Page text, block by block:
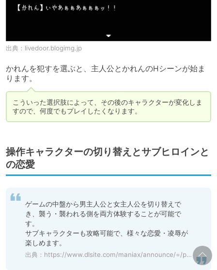
出典： livedoor.blogimg.jp
かれんを犯すを選ぶと、主人公とかれんのHシーンが始ま
ります。
こういった選択肢によって、その後のキャラクターが変化しま
すので、何度でもプレイしたくなります。
操作キャラクターの切り替えとサブヒロインと
の恋愛
ゲームの中盤から男主人公と女主人公を切り替えで
き、襲う・襲われる側を両方体験することが可能で
す。
サブキャラクターも攻略可能で、様々な恋愛・凌辱が
楽しめます。
出典： https://www.dlsite.com/maniax/announce/=/product_id/RJ413232.html